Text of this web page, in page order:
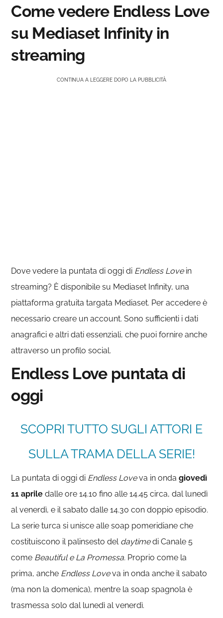
Come vedere Endless Love
su Mediaset Infinity in
streaming
CONTINUA A LEGGERE DOPO LA PUBBLICITÀ
Dove vedere la puntata di oggi di Endless Lovein
streaming? È disponibile su Mediaset Infinity, una
piattaforma gratuita targata Mediaset. Per accedere è
necessario creare un account. Sono sufficienti i dati
anagrafici e altri dati essenziali, che puoi fornire anche
attraverso un profilo social.
Endless Love puntata di
oggi
SCOPRI TUTTO SUGLI ATTORI E
SULLA TRAMA DELLA SERIE!
La puntata di oggi di Endless Loveva in ondagiovedì
11 aprile dalle ore 14.10 fino alle 14.45 circa, dal lunedì
al venerdì, e il sabato dalle 14.30 con doppio episodio.
La serie turca si unisce alle soap pomeridiane che
costituiscono il palinsesto del daytimedi Canale 5
come Beautiful e La Promessa. Proprio come la
prima, anche Endless Loveva in onda anche il sabato
(ma non la domenica), mentre la soap spagnola è
trasmessa solo dal lunedì al venerdì.